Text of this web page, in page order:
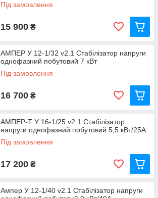
Під замовлення
15 900 ₴
АМПЕР У 12-1/32 v2.1 Стабілізатор напруги
однофазний побутовий 7 кВт
Під замовлення
16 700 ₴
АМПЕР-Т У 16-1/25 v2.1 Стабілізатор
напруги однофазний побутовий 5,5 кВт/25А
Під замовлення
17 200 ₴
Ампер У 12-1/40 v2.1 Стабілізатор напруги